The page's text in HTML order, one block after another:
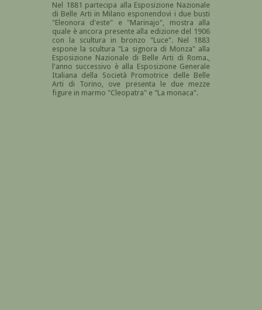
Nel 1881 partecipa alla Esposizione Nazionale
di Belle Arti in Milano esponendovi i due busti
"Eleonora d'este" e "Marinajo", mostra alla
quale è ancora presente alla edizione del 1906
con la scultura in bronzo "Luce". Nel 1883
espone la scultura "La signora di Monza" alla
Esposizione Nazionale di Belle Arti di Roma.,
l'anno successivo è alla Esposizione Generale
Italiana della Società Promotrice delle Belle
Arti di Torino, ove presenta le due mezze
figure in marmo "Cleopatra" e "La monaca".